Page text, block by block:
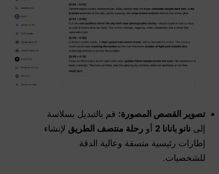
تصوير القصص المصورة: قم بالتبديل بسلاسة
إلى نانو بانانا 2 أورحلة منتصف الطريق لإنشاء
إطارات رئيسية متسقة وعالية الدقة
للشخصيات.